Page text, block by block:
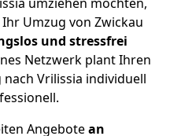
Umzug von Zwickau
und stressfrei
Netzwerk plant Ihren
Vrilissia individuell
Angebotean